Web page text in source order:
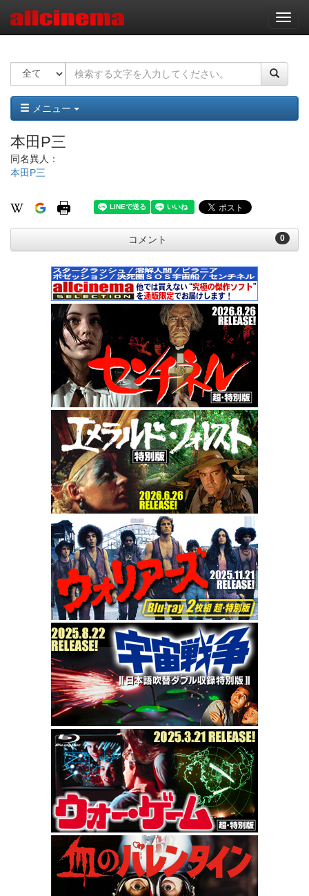
ナ
ビ
ー
ョ
ン
メニュー
本田P三
同名異人：
本田P三
0
コメント